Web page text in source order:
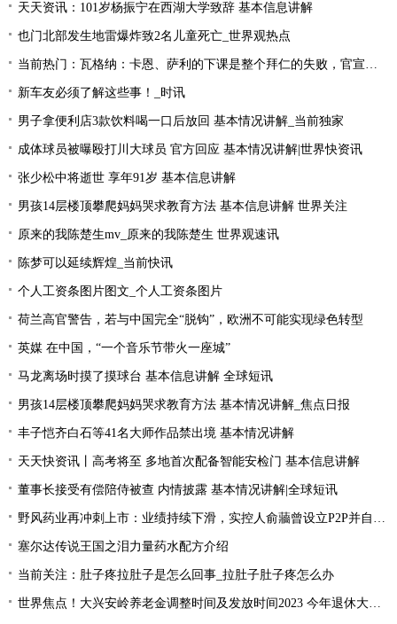
天天资讯：101岁杨振宁在西湖大学致辞 基本信息讲解
也门北部发生地雷爆炸致2名儿童死亡_世界观热点
当前热门：瓦格纳：卡恩、萨利的下课是整个拜仁的失败，官宣的时机让我无言
新车友必须了解这些事！_时讯
男子拿便利店3款饮料喝一口后放回 基本情况讲解_当前独家
成体球员被曝殴打川大球员 官方回应 基本情况讲解|世界快资讯
张少松中将逝世 享年91岁 基本信息讲解
男孩14层楼顶攀爬妈妈哭求教育方法 基本信息讲解 世界关注
原来的我陈楚生mv_原来的我陈楚生 世界观速讯
陈梦可以延续辉煌_当前快讯
个人工资条图片图文_个人工资条图片
荷兰高官警告，若与中国完全“脱钩”，欧洲不可能实现绿色转型
英媒 在中国，“一个音乐节带火一座城”
马龙离场时摸了摸球台 基本信息讲解 全球短讯
男孩14层楼顶攀爬妈妈哭求教育方法 基本情况讲解_焦点日报
丰子恺齐白石等41名大师作品禁出境 基本情况讲解
天天快资讯丨高考将至 多地首次配备智能安检门 基本信息讲解
董事长接受有偿陪侍被查 内情披露 基本情况讲解|全球短讯
野风药业再冲刺上市：业绩持续下滑，实控人俞蘠曾设立P2P并自融 天天观察
塞尔达传说王国之泪力量药水配方介绍
当前关注：肚子疼拉肚子是怎么回事_拉肚子肚子疼怎么办
世界焦点！大兴安岭养老金调整时间及发放时间2023 今年退休大概会涨的的？